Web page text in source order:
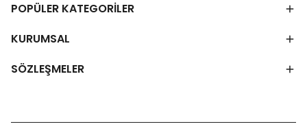
POPÜLER KATEGORİLER
KURUMSAL
SÖZLEŞMELER